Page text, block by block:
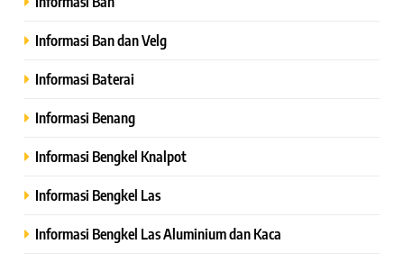
Informasi Ban dan Velg
Informasi Baterai
Informasi Benang
Informasi Bengkel Knalpot
Informasi Bengkel Las
Informasi Bengkel Las Aluminium dan Kaca